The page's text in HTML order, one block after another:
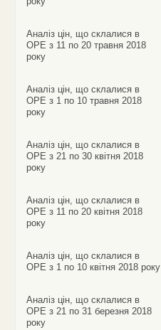
Аналіз цін, що склалися в
ОРЕ з 11 по 20 травня 2018
року
Аналіз цін, що склалися в
ОРЕ з 1 по 10 травня 2018
року
Аналіз цін, що склалися в
ОРЕ з 21 по 30 квітня 2018
року
Аналіз цін, що склалися в
ОРЕ з 11 по 20 квітня 2018
року
Аналіз цін, що склалися в
ОРЕ з 1 по 10 квітня 2018 року
Аналіз цін, що склалися в
ОРЕ з 21 по 31 березня 2018
року